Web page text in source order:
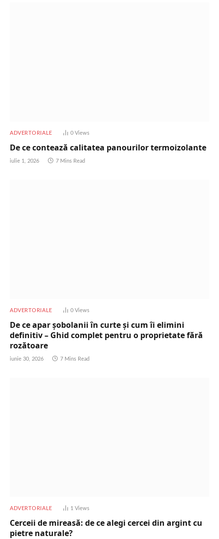
ADVERTORIALE 0 Views
De ce contează calitatea panourilor termoizolante
iulie 1, 2026 7 Mins Read
ADVERTORIALE 0 Views
De ce apar șobolanii în curte și cum îi elimini
definitiv – Ghid complet pentru o proprietate fără
rozătoare
iunie 30, 2026 7 Mins Read
ADVERTORIALE 1 Views
Cerceii de mireasă: de ce alegi cercei din argint cu
pietre naturale?